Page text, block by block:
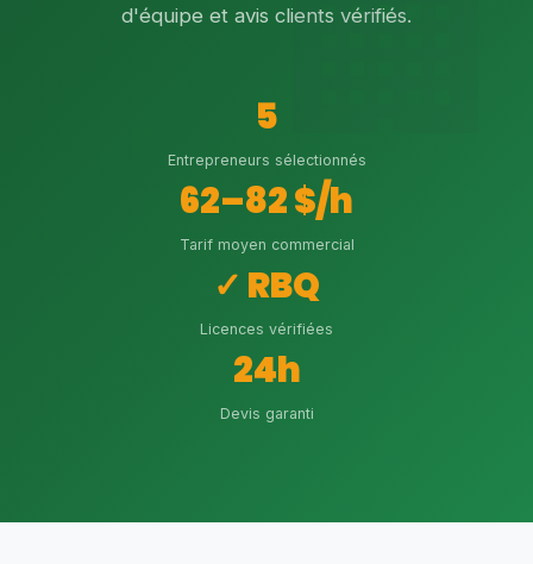
d'équipe et avis clients vérifiés.
5
Entrepreneurs sélectionnés
62–82 $/h
Tarif moyen commercial
✓ RBQ
Licences vérifiées
24h
Devis garanti